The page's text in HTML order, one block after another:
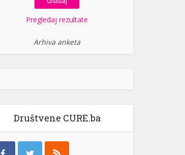
Pregledaj rezultate
Arhiva anketa
Društvene CURE.ba